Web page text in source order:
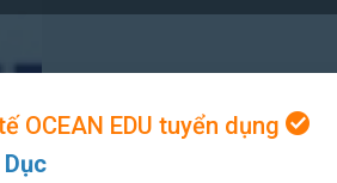
OCEAN EDU tuyển dụng